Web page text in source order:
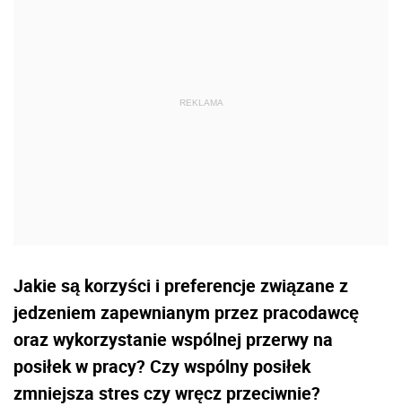
Jakie są korzyści i preferencje związane z
jedzeniem zapewnianym przez pracodawcę
oraz wykorzystanie wspólnej przerwy na
posiłek w pracy? Czy wspólny posiłek
zmniejsza stres czy wręcz przeciwnie?